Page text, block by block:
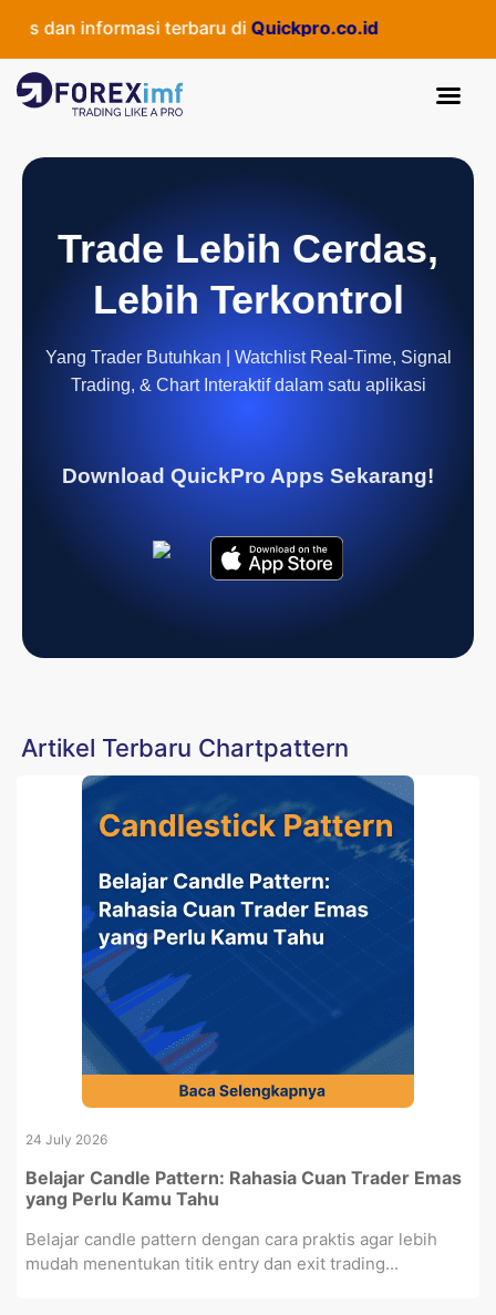
informasi terbaru diQuickpro.co.id
Trade Lebih Cerdas,
Lebih Terkontrol
Yang Trader Butuhkan | Watchlist Real-Time, Signal
Trading, & Chart Interaktif dalam satu aplikasi
Download QuickPro Apps Sekarang!
Artikel Terbaru Chartpattern
24 July 2026
Belajar Candle Pattern: Rahasia Cuan Trader Emas
yang Perlu Kamu Tahu
Belajar candle pattern dengan cara praktis agar lebih
mudah menentukan titik entry dan exit trading...